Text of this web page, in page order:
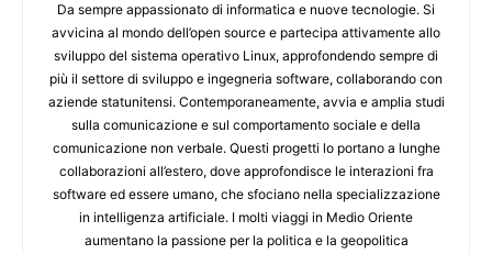
Da sempre appassionato di informatica e nuove tecnologie. Si
avvicina al mondo dell’open source e partecipa attivamente allo
sviluppo del sistema operativo Linux, approfondendo sempre di
più il settore di sviluppo e ingegneria software, collaborando con
aziende statunitensi. Contemporaneamente, avvia e amplia studi
sulla comunicazione e sul comportamento sociale e della
comunicazione non verbale. Questi progetti lo portano a lunghe
collaborazioni all’estero, dove approfondisce le interazioni fra
software ed essere umano, che sfociano nella specializzazione
in intelligenza artificiale. I molti viaggi in Medio Oriente
aumentano la passione per la politica e la geopolitica